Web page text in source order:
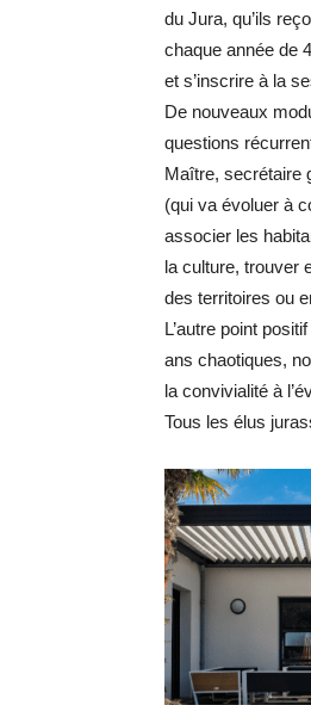
du Jura, qu’ils
chaque année de
et s’inscrire à la
De nouveaux
questions
Maître, secrétaire
(qui va évoluer à
associer les
la culture, trouver
des territoires ou
L’autre point
ans chaotiques,
la convivialité à
Tous les élus